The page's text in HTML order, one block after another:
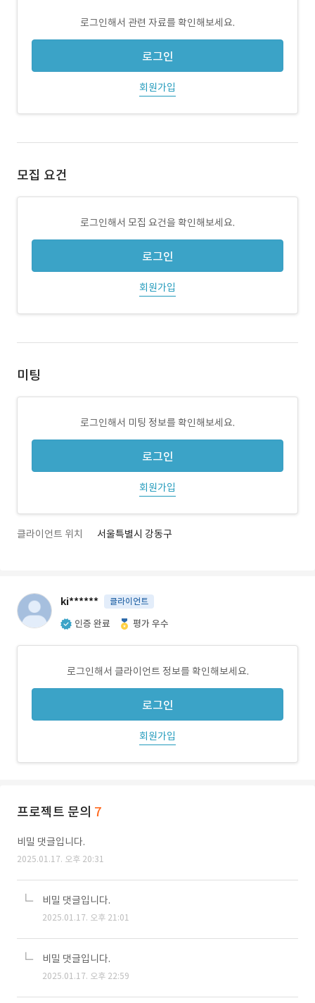
로그인해서 관련 자료를 확인해보세요.
로그인
회원가입
모집 요건
로그인해서 모집 요건을 확인해보세요.
로그인
회원가입
미팅
로그인해서 미팅 정보를 확인해보세요.
로그인
회원가입
클라이언트 위치 서울특별시 강동구
ki****** 클라이언트
인증 완료 평가 우수
로그인해서 클라이언트 정보를 확인해보세요.
로그인
회원가입
프로젝트 문의 7
비밀 댓글입니다.
2025.01.17. 오후 20:31
비밀 댓글입니다.
2025.01.17. 오후 21:01
비밀 댓글입니다.
2025.01.17. 오후 22:59